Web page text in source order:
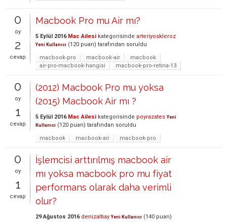
0
oy
2
cevap
Macbook Pro mu Air mı?
5 Eylül 2016 Mac Ailesi kategorisinde arteriyoskleroz
Yeni Kullanıcı (120 puan) tarafından soruldu
macbook-pro
macbook-air
macbook
air-pro-macbook-hangisi
macbook-pro-retina-13
0
oy
1
cevap
(2012) Macbook Pro mu yoksa
(2015) Macbook Air mı ?
5 Eylül 2016 Mac Ailesi kategorisinde poyrazates Yeni
Kullanıcı (120 puan) tarafından soruldu
macbook
macbook-air macbook-pro
0
oy
1
cevap
İşlemcisi arttırılmış macbook air
mı yoksa macbook pro mu fiyat
performans olarak daha verimli
olur?
29 Ağustos 2016 denizaltiay Yeni Kullanıcı (140 puan)